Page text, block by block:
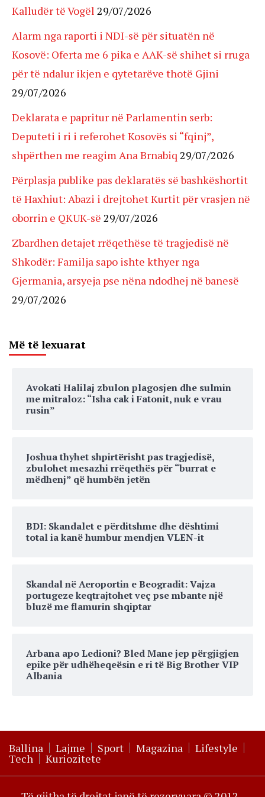
Kalludër të Vogël 29/07/2026
Alarm nga raporti i NDI-së për situatën në
Kosovë: Oferta me 6 pika e AAK-së shihet si rruga
për të ndalur ikjen e qytetarëve thotë Gjini
29/07/2026
Deklarata e papritur në Parlamentin serb:
Deputeti i ri i referohet Kosovës si “fqinj”,
shpërthen me reagim Ana Brnabiq 29/07/2026
Përplasja publike pas deklaratës së bashkëshortit
të Haxhiut: Abazi i drejtohet Kurtit për vrasjen në
oborrin e QKUK-së 29/07/2026
Zbardhen detajet rrëqethëse të tragjedisë në
Shkodër: Familja sapo ishte kthyer nga
Gjermania, arsyeja pse nëna ndodhej në banesë
29/07/2026
Më të lexuarat
Avokati Halilaj zbulon plagosjen dhe sulmin
me mitraloz: “Isha cak i Fatonit, nuk e vrau
rusin”
Joshua thyhet shpirtërisht pas tragjedisë,
zbulohet mesazhi rrëqethës për “burrat e
mëdhenj” që humbën jetën
BDI: Skandalet e përditshme dhe dështimi
total ia kanë humbur mendjen VLEN-it
Skandal në Aeroportin e Beogradit: Vajza
portugeze keqtrajtohet veç pse mbante një
bluzë me flamurin shqiptar
Arbana apo Ledioni? Bled Mane jep përgjigjen
epike për udhëheqeësin e ri të Big Brother VIP
Albania
Ballina Lajme Sport Magazina Lifestyle
Tech Kuriozitete